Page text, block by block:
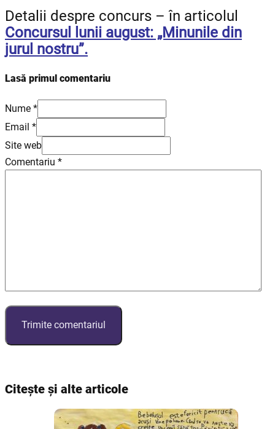
Detalii despre concurs – în articolul
Concursul lunii august: „Minunile din
jurul nostru”.
Lasă primul comentariu
Nume *
Email *
Site web
Comentariu *
Citește și alte articole